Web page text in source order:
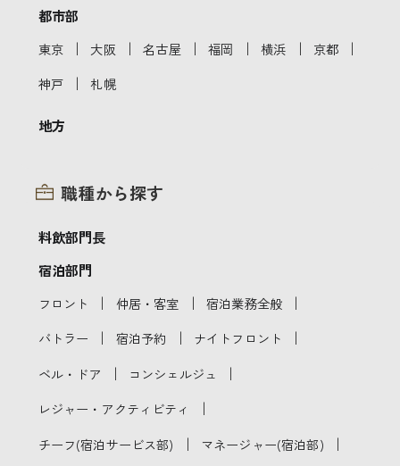
都市部
東京 ｜ 大阪 ｜ 名古屋 ｜ 福岡 ｜ 横浜 ｜ 京都 ｜
神戸 ｜ 札幌
地方
職種から探す
料飲部門長
宿泊部門
フロント ｜ 仲居・客室 ｜ 宿泊業務全般 ｜
バトラー ｜ 宿泊予約 ｜ ナイトフロント ｜
ベル・ドア ｜ コンシェルジュ ｜
レジャー・アクティビティ ｜
チーフ(宿泊サービス部) ｜ マネージャー(宿泊部) ｜